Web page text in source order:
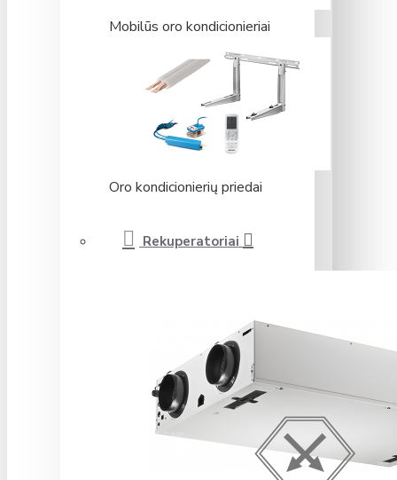
Mobilūs oro kondicionieriai
Oro kondicionierių priedai
Rekuperatoriai